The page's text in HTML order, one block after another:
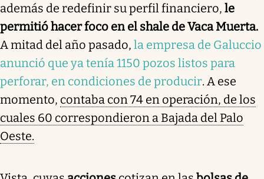
además de redefinir su perfil financiero, le
permitió hacer foco en el shale de Vaca Muerta.
A mitad del año pasado, la empresa de Galuccio
anunció que ya tenía 1150 pozos listos para
perforar, en condiciones de producir. A ese
momento, contaba con 74 en operación, de los
cuales 60 correspondieron a Bajada del Palo
Oeste.